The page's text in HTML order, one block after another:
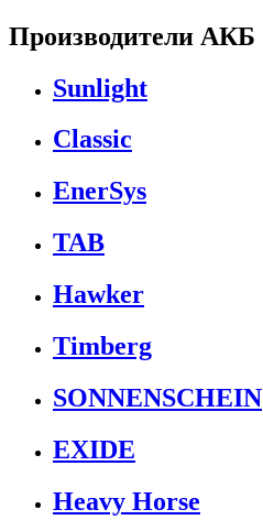
Производители АКБ
Sunlight
Classic
EnerSys
TAB
Hawker
Timberg
SONNENSCHEIN
EXIDE
Heavy Horse